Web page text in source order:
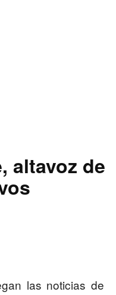
altavoz de
las noticias de